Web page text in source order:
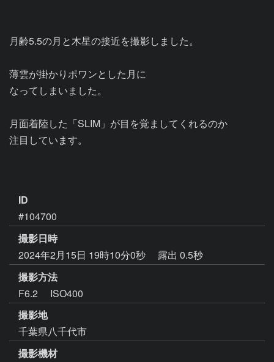
月齢5.5の月と木星の接近を撮影しました。
薄雲が掛かりポワンとした月に
なってしまいました。
月面着陸した「SLIM」が目を覚ましてくれるのか
注目しています。
ID
#104700
撮影日時
2024年2月15日 19時10分0秒
露出 0.5秒
撮影方法
F6.2 ISO400
撮影地
千葉県八千代市
撮影機材